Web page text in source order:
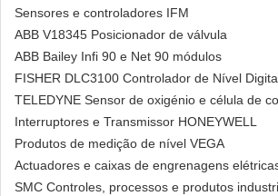
Sensores e controladores IFM
ABB V18345 Posicionador de válvula
ABB Bailey Infi 90 e Net 90 módulos
FISHER DLC3100 Controlador de Nível
TELEDYNE Sensor de oxigénio e célula de
Interruptores e Transmissor HONEYWELL
Produtos de medição de nível VEGA
Actuadores e caixas de engrenagens
SMC Controles, processos e produtos